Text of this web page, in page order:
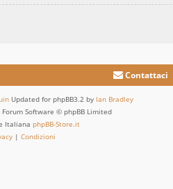
Contattaci
Updated for phpBB3.2 by Ian Bradley
Software © phpBB Limited
Italiana phpBB-Store.it
| Condizioni